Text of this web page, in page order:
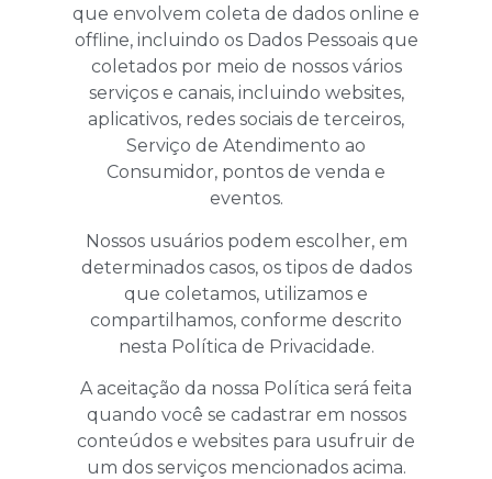
que envolvem coleta de dados online e
offline, incluindo os Dados Pessoais que
coletados por meio de nossos vários
serviços e canais, incluindo websites,
aplicativos, redes sociais de terceiros,
Serviço de Atendimento ao
Consumidor, pontos de venda e
eventos.
Nossos usuários podem escolher, em
determinados casos, os tipos de dados
que coletamos, utilizamos e
compartilhamos, conforme descrito
nesta Política de Privacidade.
A aceitação da nossa Política será feita
quando você se cadastrar em nossos
conteúdos e websites para usufruir de
um dos serviços mencionados acima.